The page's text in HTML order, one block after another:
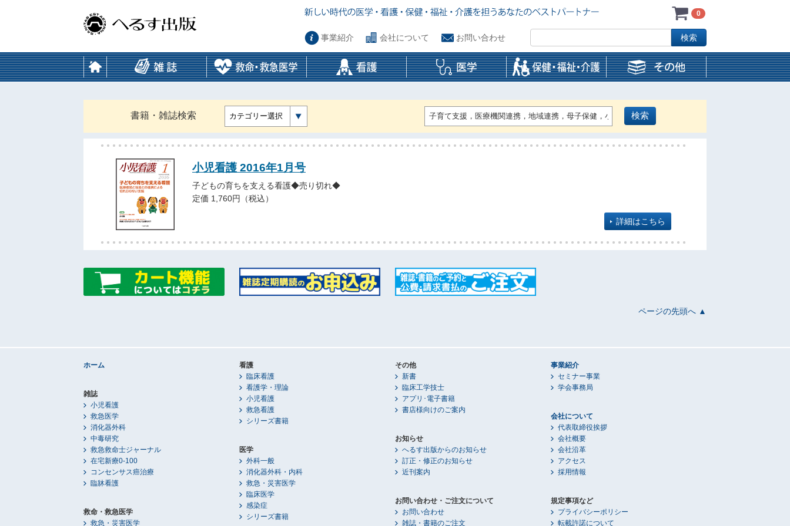
0
事業紹介 会社について お問い合わせ
書籍・雑誌検索 カテゴリー選択
小児看護 2016年1月号
子どもの育ちを支える看護◆売り切れ◆
定価 1,760円（税込）
詳細はこちら
ページの先頭へ ▲
ホーム
雑誌
小児看護
救急医学
消化器外科
中毒研究
救急救命士ジャーナル
在宅新療0-100
コンセンサス癌治療
臨牀看護
救命・救急医学
救急・災害医学
看護
臨床看護
看護学・理論
小児看護
救急看護
シリーズ書籍
医学
外科一般
消化器外科・内科
救急・災害医学
臨床医学
感染症
シリーズ書籍
その他
新書
臨床工学技士
アプリ･電子書籍
書店様向けのご案内
お知らせ
へるす出版からのお知らせ
訂正・修正のお知らせ
近刊案内
お問い合わせ・ご注文について
お問い合わせ
雑誌・書籍のご注文
事業紹介
セミナー事業
学会事務局
会社について
代表取締役挨拶
会社概要
会社沿革
アクセス
採用情報
規定事項など
プライバシーポリシー
転載許諾について